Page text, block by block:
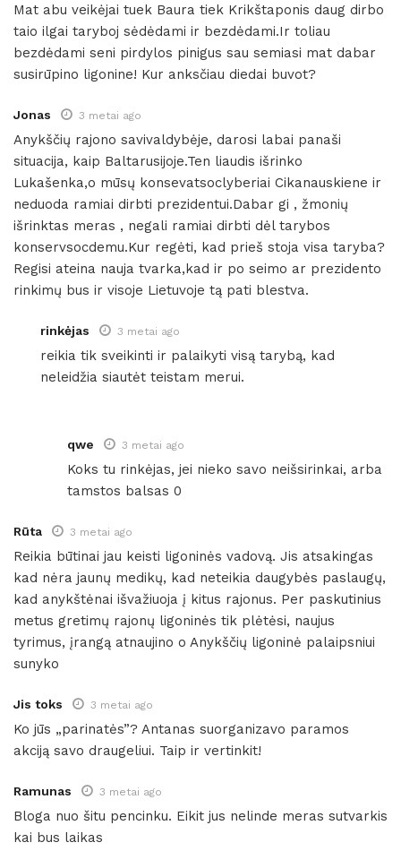
Mat abu veikėjai tuek Baura tiek Krikštaponis daug dirbo
taio ilgai taryboj sėdėdami ir bezdėdami.Ir toliau
bezdėdami seni pirdylos pinigus sau semiasi mat dabar
susirūpino ligonine! Kur anksčiau diedai buvot?
Jonas 3 metai ago
Anykščių rajono savivaldybėje, darosi labai panaši
situacija, kaip Baltarusijoje.Ten liaudis išrinko
Lukašenka,o mūsų konsevatsoclyberiai Cikanauskiene ir
neduoda ramiai dirbti prezidentui.Dabar gi , žmonių
išrinktas meras , negali ramiai dirbti dėl tarybos
konservsocdemu.Kur regėti, kad prieš stoja visa taryba?
Regisi ateina nauja tvarka,kad ir po seimo ar prezidento
rinkimų bus ir visoje Lietuvoje tą pati blestva.
rinkėjas 3 metai ago
reikia tik sveikinti ir palaikyti visą tarybą, kad
neleidžia siautėt teistam merui.
qwe 3 metai ago
Koks tu rinkėjas, jei nieko savo neišsirinkai, arba
tamstos balsas 0
Rūta 3 metai ago
Reikia būtinai jau keisti ligoninės vadovą. Jis atsakingas
kad nėra jaunų medikų, kad neteikia daugybės paslaugų,
kad anykštėnai išvažiuoja į kitus rajonus. Per paskutinius
metus gretimų rajonų ligoninės tik plėtėsi, naujus
tyrimus, įrangą atnaujino o Anykščių ligoninė palaipsniui
sunyko
Jis toks 3 metai ago
Ko jūs „parinatės”? Antanas suorganizavo paramos
akciją savo draugeliui. Taip ir vertinkit!
Ramunas 3 metai ago
Bloga nuo šitu pencinku. Eikit jus nelinde meras sutvarkis
kai bus laikas